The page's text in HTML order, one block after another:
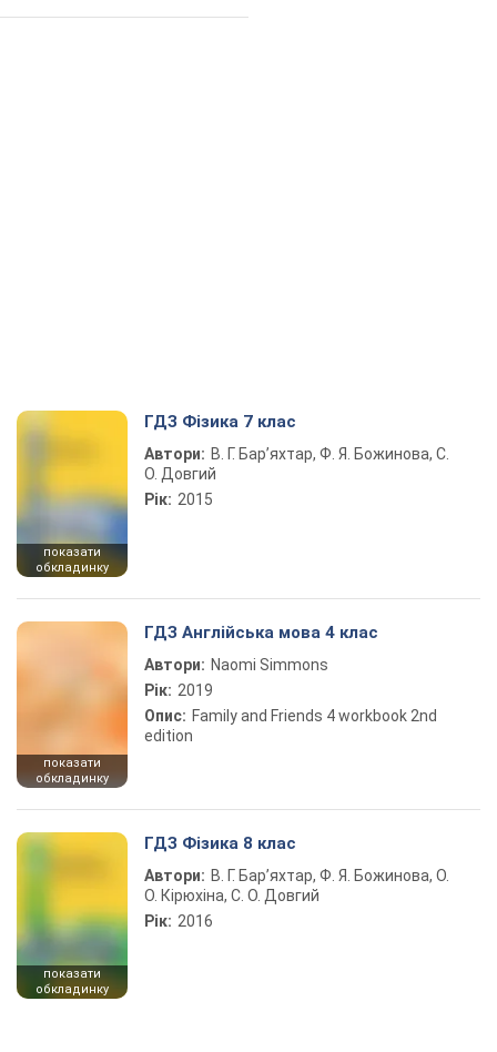
показати
обкладинку
ГДЗ Фізика 7 клас
Автори: В. Г. Бар’яхтар, Ф. Я. Божинова, С.
О. Довгий
Рік: 2015
показати
обкладинку
ГДЗ Англійська мова 4 клас
Автори: Naomi Simmons
Рік: 2019
Опис: Family and Friends 4 workbook 2nd
edition
показати
обкладинку
ГДЗ Фізика 8 клас
Автори: В. Г. Бар’яхтар, Ф. Я. Божинова, О.
О. Кірюхіна, С. О. Довгий
Рік: 2016